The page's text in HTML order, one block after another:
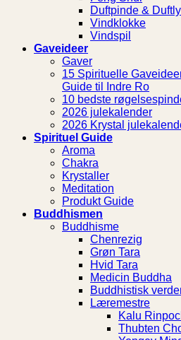
Duftpinde &
Vindklokke
Vindspil
Gaveideer
Gaver
15 Spirituelle
Guide til Indre Ro
10 bedste
2026 julekalender
2026 Krystal
Spirituel Guide
Aroma
Chakra
Krystaller
Meditation
Produkt Guide
Buddhismen
Buddhisme
Chenrezig
Grøn Tara
Hvid Tara
Medicin Buddha
Buddhistisk
Læremestre
Kalu
Thubten